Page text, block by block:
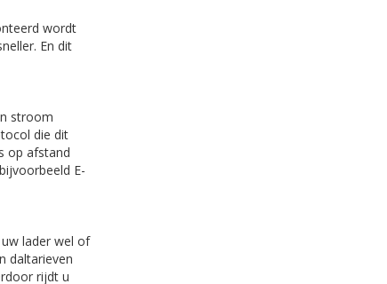
wordt
En dit
stroom
die dit
op afstand
E-
lader wel of
daltarieven
rijdt u